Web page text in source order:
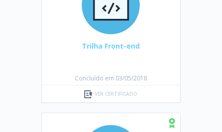
Trilha Front-end
Concluído em 03/05/2018
VER CERTIFICADO